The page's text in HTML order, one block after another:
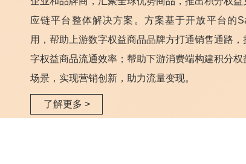
应链平台整体解决方案。方案基于开放平台的
用，帮助上游数字权益商品品牌方打通销售通路，
字权益商品流通效率；帮助下游消费端构建积分权
场景，实现营销创新，助力流量变现。
了解更多 >